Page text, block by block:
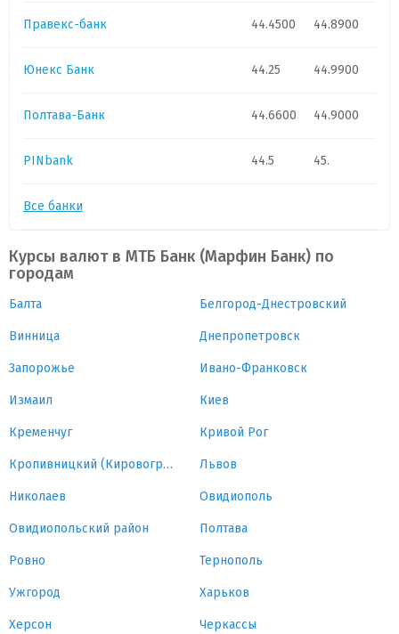
Правекс-банк 44.4500 44.8900
Юнекс Банк 44.25 44.9900
Полтава-Банк 44.6600 44.9000
PINbank 44.5 45.
Все банки
Курсы валют в МТБ Банк (Марфин Банк) по
городам
Балта Белгород-Днестровский
Винница Днепропетровск
Запорожье Ивано-Франковск
Измаил Киев
Кременчуг Кривой Рог
Кропивницкий (Кировоград) Львов
Николаев Овидиополь
Овидиопольский район Полтава
Ровно Тернополь
Ужгород Харьков
Херсон Черкассы